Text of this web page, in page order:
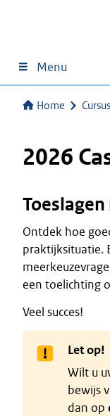
Menu
Home
2026
Ontdek hoe
praktijksituatie.
een toelichting
Veel succes!
Let op!
Wilt u
bewijs
dan op